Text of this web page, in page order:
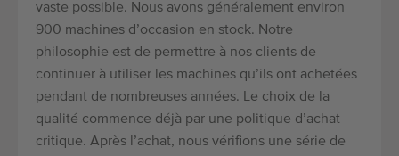
vaste possible. Nous avons généralement environ
900 machines d’occasion en stock. Notre
philosophie est de permettre à nos clients de
continuer à utiliser les machines qu’ils ont achetées
pendant de nombreuses années. Le choix de la
qualité commence déjà par une politique d’achat
critique. Après l’achat, nous vérifions une série de